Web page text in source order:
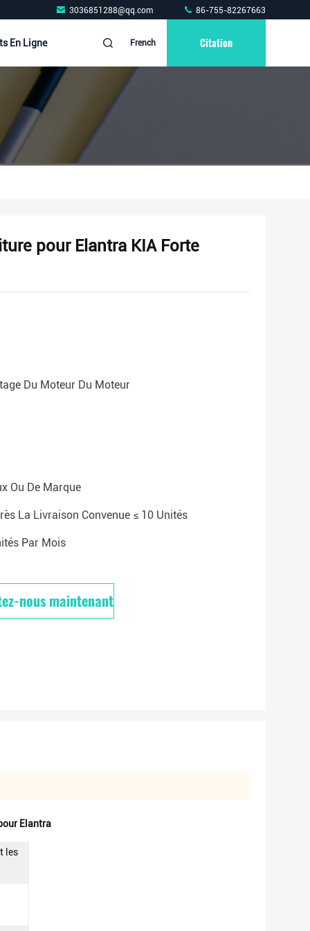
3036851288@qq.com 86-755-82267663
En Ligne French Citation
pour Elantra KIA Forte
Du Moteur Du Moteur
Ou De Marque
La Livraison Convenue ≤ 10 Unités
Par Mois
nous maintenant
Elantra
les